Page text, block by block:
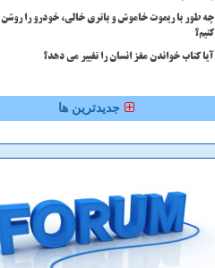
چه طور با ریموت خاموش و باتری خالی، خودرو را روشن
کنیم؟
آیا کتاب خواندن مغز انسان را تغییر می دهد؟
جدیدترین ها